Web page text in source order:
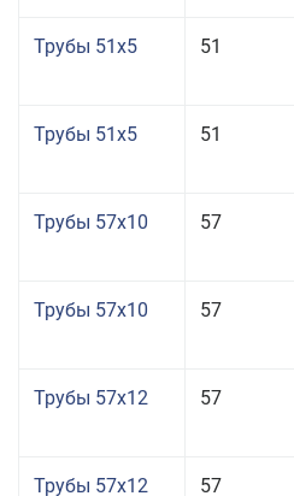
Трубы 51x5 51
Трубы 51x5 51
Трубы 57x10 57
Трубы 57x10 57
Трубы 57x12 57
Трубы 57x12 57